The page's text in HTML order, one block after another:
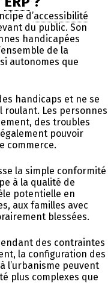
d’accessibilité
du public. Son
handicapées
de la
autonomes que
handicaps et ne se
roulant. Les personnes
des troubles
pouvoir
commerce.
la simple conformité
à la qualité de
potentielle en
aux familles avec
blessées.
des contraintes
la configuration des
l’urbanisme peuvent
plus complexes que